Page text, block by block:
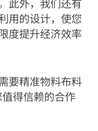
用的设计，使您
度提升经济效率
要精准物料布料
得信赖的合作